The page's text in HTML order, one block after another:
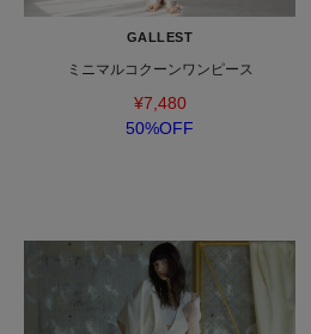
GALLEST
ミニマルコクーンワンピース
¥7,480
50%OFF